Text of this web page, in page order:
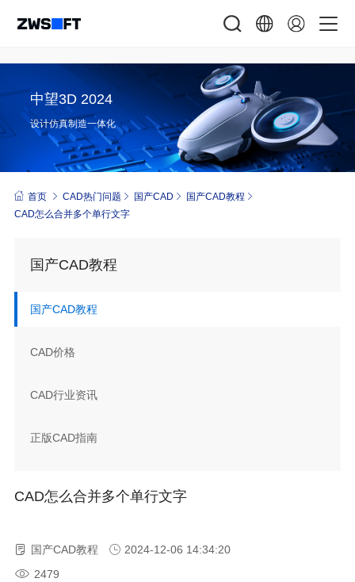
中望3D 2024
设计仿真制造一体化
首页 CAD热门问题 国产CAD
国产CAD教程
CAD怎么合并多个单行文字
国产CAD教程
国产CAD教程
CAD价格
CAD行业资讯
正版CAD指南
CAD怎么合并多个单行文字
国产CAD教程
2024-12-06 14:34:20
2479